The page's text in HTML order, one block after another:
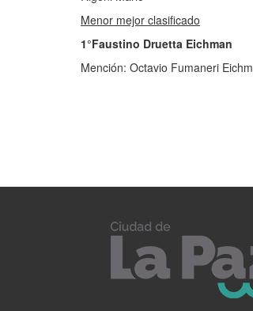
Menor mejor clasificado
1°Faustino Druetta Eichman
Mención: Octavio Fumaneri